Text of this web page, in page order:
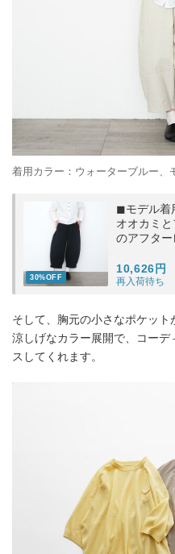
着用カラー：ウォーターブルー、
30%OFF
◼︎モデル着
オオカミ
のアフタ
10,626円
再入荷待ち
そして、胸元の小さなポケット
涼しげなカラー展開で、コー
スしてくれます。